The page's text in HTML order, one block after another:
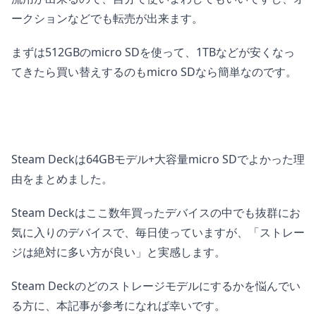
ークションなどでも転売が出来ます。
まずは512GBのmicro SDを使って、1TBなどが安くなっ
てきたら買い替えするのもmicro SDなら簡単なのです。
Steam Deckは64GBモデル+大容量micro SDでよかった理
由をまとめました。
Steam Deckはここ数年買ったデバイスの中でも抜群にお
気に入りのデバイスで、毎日使っていますが、「ストレー
ジは絶対に多い方が良い」と実感します。
Steam Deckのどのストレージモデルにするかを悩んでい
る方に、本記事が参考になれば幸いです。